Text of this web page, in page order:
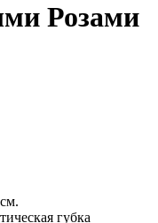
Розами
губка